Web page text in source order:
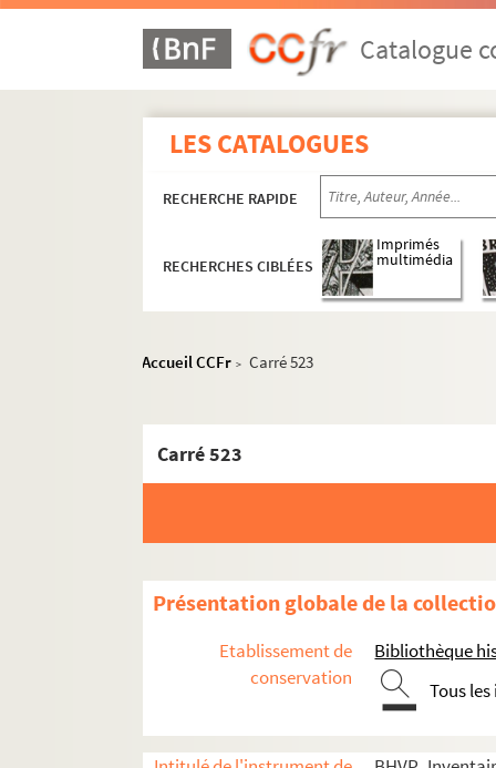
Catalogue
LES CATALOGUES
RECHERCHE RAPIDE
RECHERCHES CIBLÉES
Imprimés
multimédia
Accueil CCFr > Carré 523
Carré 523
Présentation globale de la
Etablissement de
conservation
Bibliothèque
Tous